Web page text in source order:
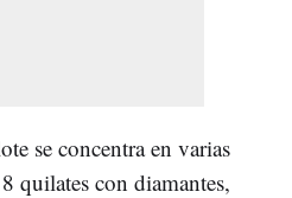
se concentra en varias
quilates con diamantes,